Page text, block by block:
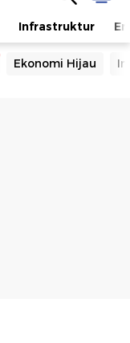
Infrastruktur
Ekonomi Hijau